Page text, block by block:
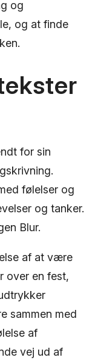
og
og at finde
for sin
følelser og
og tanker.
Blur.
af at være
over en fest,
sammen med
af
vej ud af